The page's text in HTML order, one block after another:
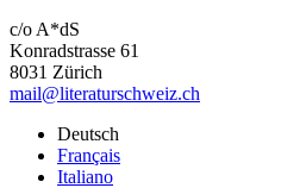
c/o A*dS
Konradstrasse 61
8031 Zürich
mail@literaturschweiz.ch
Deutsch
Français
Italiano